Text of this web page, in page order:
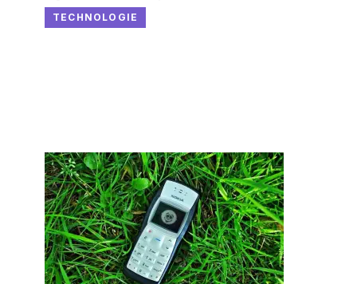
TECHNOLOGIE